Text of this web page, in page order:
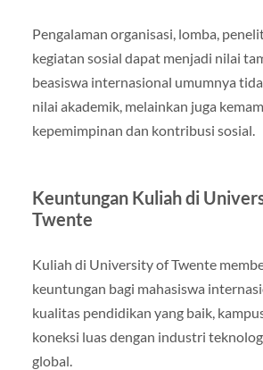
Pengalaman organisasi, lomba,
kegiatan sosial dapat menjadi nilai
beasiswa internasional umumnya
nilai akademik, melainkan juga
kepemimpinan dan kontribusi sosial.
Keuntungan Kuliah di
Twente
Kuliah di University of Twente
keuntungan bagi mahasiswa
kualitas pendidikan yang baik,
koneksi luas dengan industri
global.